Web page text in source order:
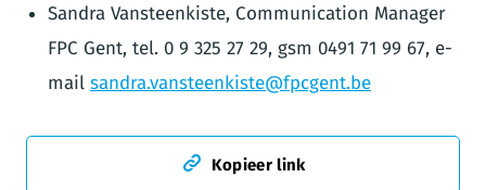
Sandra Vansteenkiste, Communication Manager
FPC Gent, tel. 0 9 325 27 29, gsm 0491 71 99 67, e-
mail sandra.vansteenkiste@fpcgent.be
Kopieer link